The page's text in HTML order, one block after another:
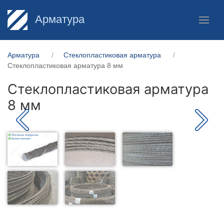
Арматура
Арматура
Стеклопластиковая арматура
Стеклопластиковая арматура 8 мм
Стеклопластиковая арматура
8 мм